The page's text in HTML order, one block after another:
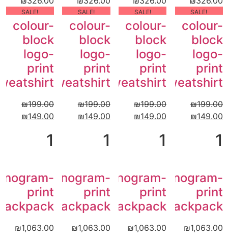
!SALE
colour-
block
logo-
print
sweatshirt
₪199.00
₪149.00
1
Monogram-
print
backpack
₪1,063.00
!SALE
colour-
block
logo-
print
sweatshirt
₪199.00
₪149.00
1
Monogram-
print
backpack
₪1,063.00
!SALE
colour-
block
logo-
print
sweatshirt
₪199.00
₪149.00
1
Monogram-
print
backpack
₪1,063.00
!SALE
colour-
block
logo-
print
₪199.00
₪149.00
1
print
₪1,063.00